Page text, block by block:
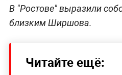
В "Ростове" выразили
близким Ширшова.
Читайте ещё: